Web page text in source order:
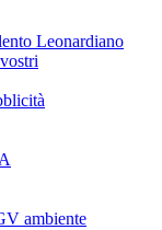
Leonardiano
ambiente